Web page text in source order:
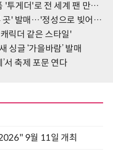
게더'로 전 세계 팬 만난다
매…'정성으로 빚어낸 트랙들'
릭더 같은 스타일'
싱글 ‘가을바람’ 발매
서 축제 포문 연다
9월 11일 개최